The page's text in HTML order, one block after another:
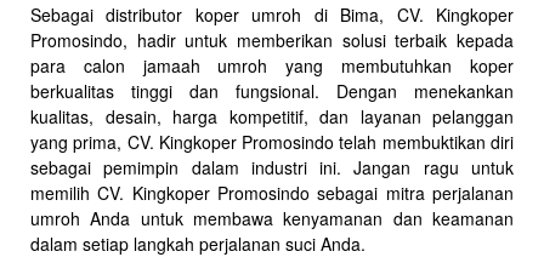
Sebagai distributor koper umroh di Bima, CV. Kingkoper
Promosindo, hadir untuk memberikan solusi terbaik kepada
para calon jamaah umroh yang membutuhkan koper
berkualitas tinggi dan fungsional. Dengan menekankan
kualitas, desain, harga kompetitif, dan layanan pelanggan
yang prima, CV. Kingkoper Promosindo telah membuktikan diri
sebagai pemimpin dalam industri ini. Jangan ragu untuk
memilih CV. Kingkoper Promosindo sebagai mitra perjalanan
umroh Anda untuk membawa kenyamanan dan keamanan
dalam setiap langkah perjalanan suci Anda.